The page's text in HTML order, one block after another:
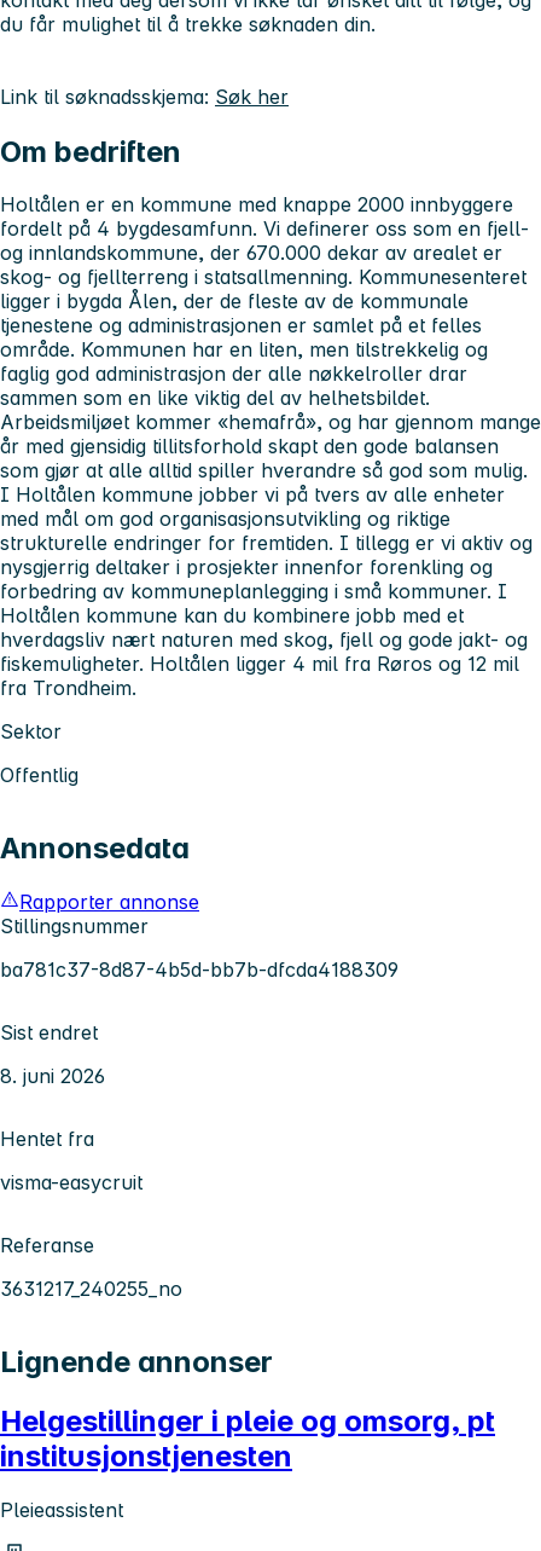
du får mulighet til å trekke søknaden din.
Link til søknadsskjema: Søk her
Om bedriften
Holtålen er en kommune med knappe 2000 innbyggere
fordelt på 4 bygdesamfunn. Vi definerer oss som en fjell-
og innlandskommune, der 670.000 dekar av arealet er
skog- og fjellterreng i statsallmenning. Kommunesenteret
ligger i bygda Ålen, der de fleste av de kommunale
tjenestene og administrasjonen er samlet på et felles
område. Kommunen har en liten, men tilstrekkelig og
faglig god administrasjon der alle nøkkelroller drar
sammen som en like viktig del av helhetsbildet.
Arbeidsmiljøet kommer «hemafrå», og har gjennom mange
år med gjensidig tillitsforhold skapt den gode balansen
som gjør at alle alltid spiller hverandre så god som mulig.
I Holtålen kommune jobber vi på tvers av alle enheter
med mål om god organisasjonsutvikling og riktige
strukturelle endringer for fremtiden. I tillegg er vi aktiv og
nysgjerrig deltaker i prosjekter innenfor forenkling og
forbedring av kommuneplanlegging i små kommuner. I
Holtålen kommune kan du kombinere jobb med et
hverdagsliv nært naturen med skog, fjell og gode jakt- og
fiskemuligheter. Holtålen ligger 4 mil fra Røros og 12 mil
fra Trondheim.
Sektor
Offentlig
Annonsedata
Rapporter annonse
Stillingsnummer
ba781c37-8d87-4b5d-bb7b-dfcda4188309
Sist endret
8. juni 2026
Hentet fra
visma-easycruit
Referanse
3631217_240255_no
Lignende annonser
Helgestillinger i pleie og omsorg, pt
institusjonstjenesten
Pleieassistent